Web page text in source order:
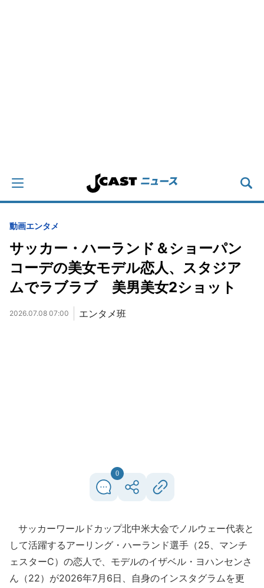
動画エンタメ
サッカー・ハーランド＆ショーパン
コーデの美女モデル恋人、スタジア
ムでラブラブ 美男美女2ショット
2026.07.08 07:00 エンタメ班
0
サッカーワールドカップ北中米大会でノルウェー代表と
して活躍するアーリング・ハーランド選手（25、マンチ
ェスターC）の恋人で、モデルのイザベル・ヨハンセンさ
ん（22）が2026年7月6日、自身のインスタグラムを更